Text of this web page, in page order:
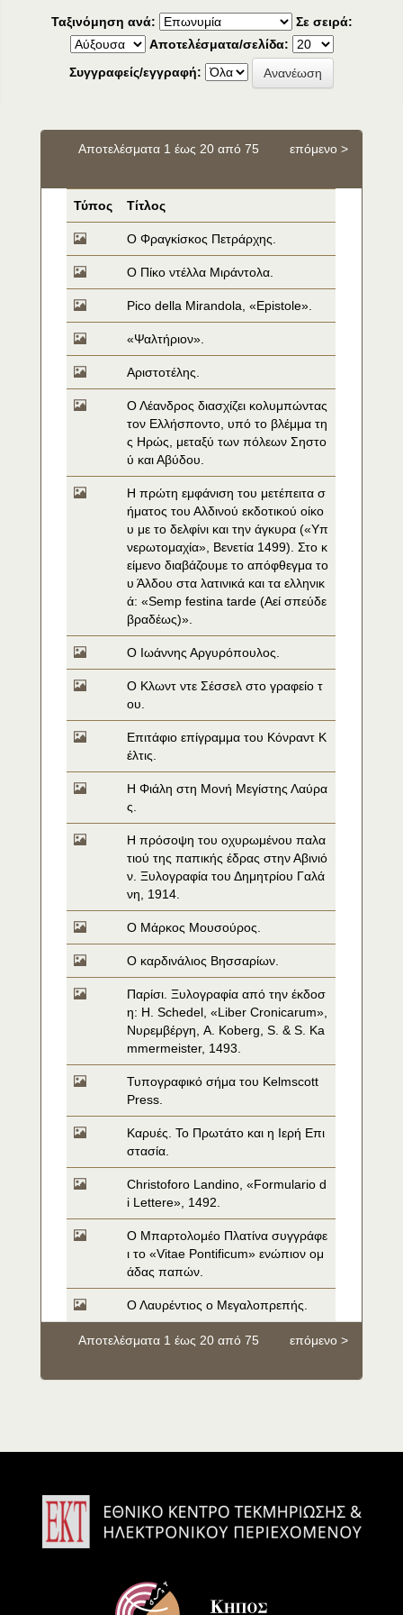
Ταξινόμηση ανά:
Σε σειρά:
Αποτελέσματα/σελίδα:
Συγγραφείς/εγγραφή:
Αποτελέσματα 1 έως 20 από 75 επόμενο >
Τύπος Τίτλος
Ο Φραγκίσκος Πετράρχης.
Ο Πίκο ντέλλα Μιράντολα.
Pico della Mirandola, «Epistole».
«Ψαλτήριον».
Αριστοτέλης.
Ο Λέανδρος διασχίζει κολυμπώντας
τον Ελλήσποντο, υπό το βλέμμα τη
ς Ηρώς, μεταξύ των πόλεων Σηστο
ύ και Αβύδου.
Η πρώτη εμφάνιση του μετέπειτα σ
ήματος του Αλδινού εκδοτικού οίκο
υ με το δελφίνι και την άγκυρα («Υπ
νερωτομαχία», Βενετία 1499). Στο κ
είμενο διαβάζουμε το απόφθεγμα το
υ Άλδου στα λατινικά και τα ελληνικ
ά: «Semp festina tarde (Αεί σπεύδε
βραδέως)».
Ο Ιωάννης Αργυρόπουλος.
Ο Κλωντ ντε Σέσσελ στο γραφείο τ
ου.
Επιτάφιο επίγραμμα του Κόνραντ Κ
έλτις.
Η Φιάλη στη Μονή Μεγίστης Λαύρα
ς.
Η πρόσοψη του οχυρωμένου παλα
τιού της παπικής έδρας στην Αβινιό
ν. Ξυλογραφία του Δημητρίου Γαλά
νη, 1914.
Ο Μάρκος Μουσούρος.
Ο καρδινάλιος Βησσαρίων.
Παρίσι. Ξυλογραφία από την έκδοσ
η: H. Schedel, «Liber Cronicarum»,
Νυρεμβέργη, A. Koberg, S. & S. Ka
mmermeister, 1493.
Τυπογραφικό σήμα του Kelmscott
Press.
Καρυές. Το Πρωτάτο και η Ιερή Επι
στασία.
Christoforo Landino, «Formulario d
i Lettere», 1492.
O Μπαρτολομέο Πλατίνα συγγράφε
ι το «Vitae Pontificum» ενώπιον ομ
άδας παπών.
Ο Λαυρέντιος ο Μεγαλοπρεπής.
Αποτελέσματα 1 έως 20 από 75 επόμενο >